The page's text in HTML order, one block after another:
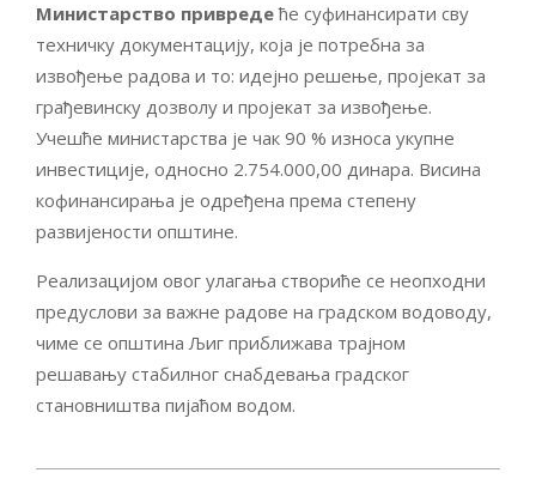
Министарство привредеће суфинансирати сву
техничку документацију, која је потребна за
извођење радова и то: идејно решење, пројекат за
грађевинску дозволу и пројекат за извођење.
Учешће министарства је чак 90 % износа укупне
инвестиције, односно 2.754.000,00 динара. Висина
кофинансирања је одређена према степену
развијености општине.
Реализацијом овог улагања створиће се неопходни
предуслови за важне радове на градском водоводу,
чиме се општина Љиг приближава трајном
решавању стабилног снабдевања градског
становништва пијаћом водом.